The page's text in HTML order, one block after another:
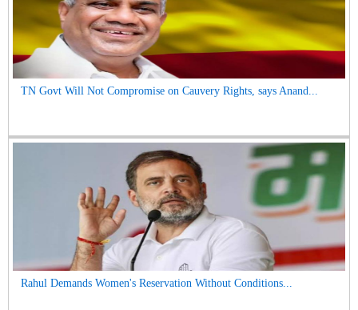
TN Govt Will Not Compromise on Cauvery Rights, says Anand...
Rahul Demands Women's Reservation Without Conditions...